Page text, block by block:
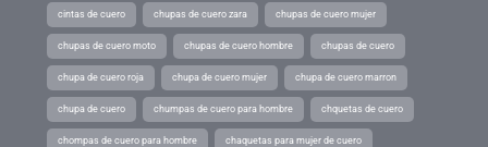
cintas de cuero chupas de cuero zara chupas de cuero mujer
chupas de cuero moto chupas de cuero hombre chupas de cuero
chupa de cuero roja chupa de cuero mujer chupa de cuero marron
chupa de cuero chumpas de cuero para hombre chquetas de cuero
chompas de cuero para hombre chaquetas para mujer de cuero